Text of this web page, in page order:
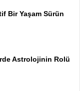
Bir Yaşam Sürün
Astrolojinin Rolü